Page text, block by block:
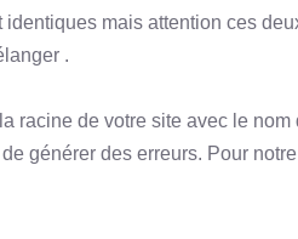
mais attention ces
.
racine de votre site avec le nom
générer des erreurs. Pour